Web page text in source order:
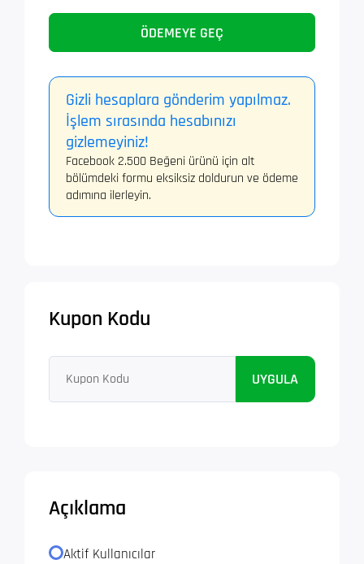
ÖDEMEYE GEÇ
Gizli hesaplara gönderim yapılmaz.
İşlem sırasında hesabınızı
gizlemeyiniz!
Facebook 2.500 Beğeni ürünü için alt
bölümdeki formu eksiksiz doldurun ve ödeme
adımına ilerleyin.
Kupon Kodu
UYGULA
Açıklama
Aktif Kullanıcılar